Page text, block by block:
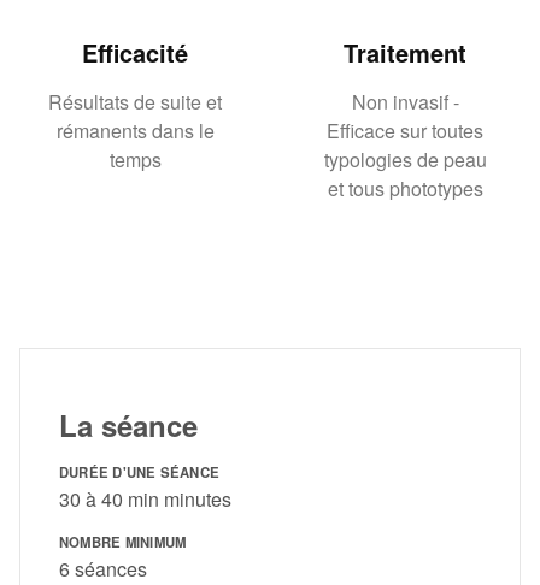
Efficacité
Résultats de suite et
rémanents dans le
temps
Traitement
Non invasif -
Efficace sur toutes
typologies de peau
et tous phototypes
La séance
DURÉE D'UNE SÉANCE
30 à 40 min minutes
NOMBRE MINIMUM
6 séances